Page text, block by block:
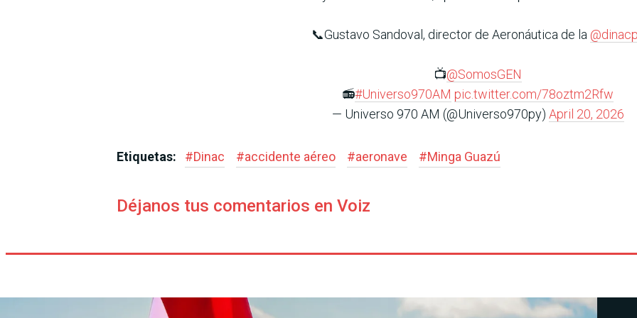
📞Gustavo Sandoval, director de Aeronáutica de la
📺@SomosGEN
📻#Universo970AM pic.twitter.com/78oztm2Rfw
— Universo 970 AM (@Universo970py) April 20, 2026
Etiquetas: #Dinac #accidente aéreo #aeronave #Minga Guazú
Déjanos tus comentarios en Voiz